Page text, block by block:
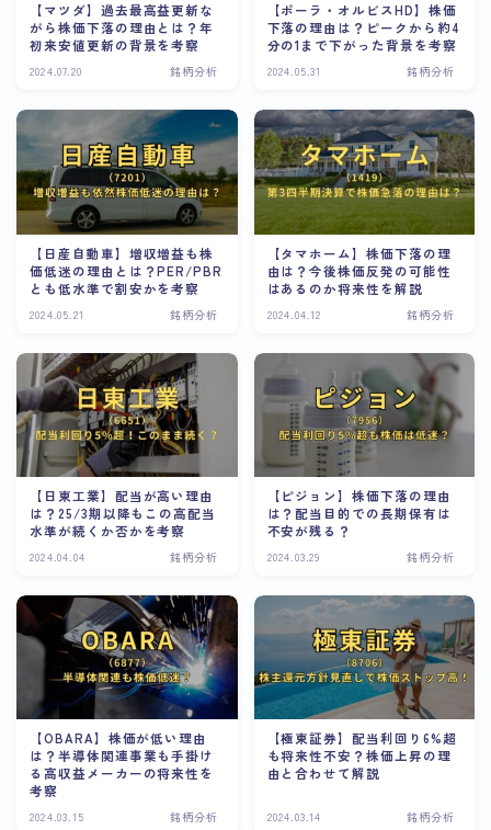
【マツダ】過去最高益更新な
がら株価下落の理由とは？年
初来安値更新の背景を考察
2024.07.20 銘柄分析
【ポーラ・オルビスHD】株価
下落の理由は？ピークから約4
分の1まで下がった背景を考察
2024.05.31 銘柄分析
【日産自動車】増収増益も株
価低迷の理由とは？PER/PBR
とも低水準で割安かを考察
2024.05.21 銘柄分析
【タマホーム】株価下落の理
由は？今後株価反発の可能性
はあるのか将来性を解説
2024.04.12 銘柄分析
【日東工業】配当が高い理由
は？25/3期以降もこの高配当
水準が続くか否かを考察
2024.04.04 銘柄分析
【ピジョン】株価下落の理由
は？配当目的での長期保有は
不安が残る？
2024.03.29 銘柄分析
【OBARA】株価が低い理由
は？半導体関連事業も手掛け
る高収益メーカーの将来性を
考察
2024.03.15 銘柄分析
【極東証券】配当利回り6%超
も将来性不安？株価上昇の理
由と合わせて解説
2024.03.14 銘柄分析